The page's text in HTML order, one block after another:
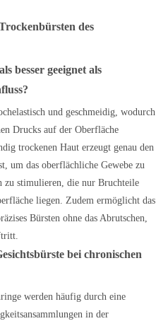
des
besser geeignet als
und geschmeidig, wodurch
Drucks auf der Oberfläche
trockenen Haut erzeugt genau den
um das oberflächliche Gewebe zu
zu stimulieren, die nur Bruchteile
liegen. Zudem ermöglicht das
Bürsten ohne das Abrutschen,
bei chronischen
werden häufig durch eine
in der